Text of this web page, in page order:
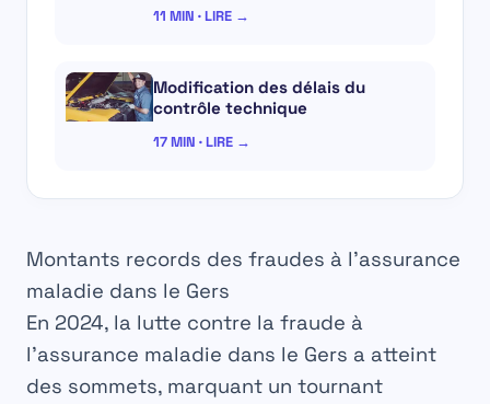
11 MIN · LIRE →
Modification des délais du
contrôle technique
17 MIN · LIRE →
Montants records des fraudes à l’assurance
maladie dans le Gers
En 2024, la lutte contre la fraude à
l’assurance maladie dans le Gers a atteint
des sommets, marquant un tournant